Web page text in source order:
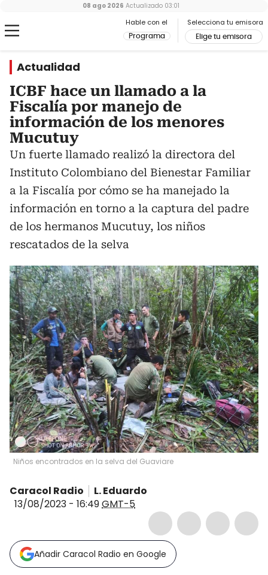
Hable con el
Programa
Selecciona tu emisora
Elige tu emisora
08 ago 2026 Actualizado 03:01
Actualidad
ICBF hace un llamado a la
Fiscalía por manejo de
información de los menores
Mucutuy
Un fuerte llamado realizó la directora del
Instituto Colombiano del Bienestar Familiar
a la Fiscalía por cómo se ha manejado la
información en torno a la captura del padre
de los hermanos Mucutuy, los niños
rescatados de la selva
Niños encontrados en la selva del Guaviare
Caracol Radio
L. Eduardo
13/08/2023 - 16:49GMT-5
Añadir Caracol Radio en Google